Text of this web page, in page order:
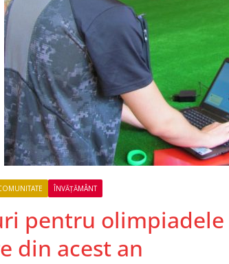
ÎNVĂȚĂMÂNT
pentru
din acest an